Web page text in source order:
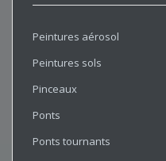
Peintures aérosol
Peintures sols
Pinceaux
Ponts
Ponts tournants